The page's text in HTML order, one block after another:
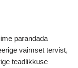
parandada
vaimset tervist,
teadlikkuse